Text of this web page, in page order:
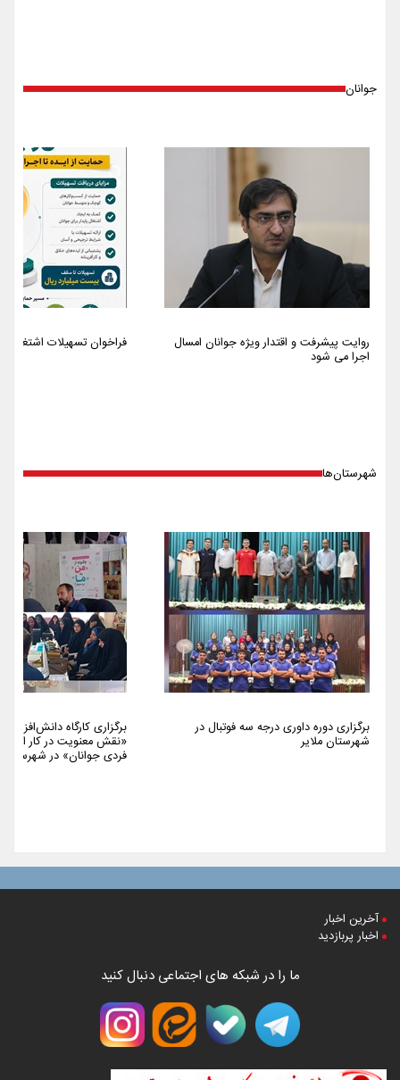
جوانان
روایت پیشرفت و اقتدار ویژه جوانان امسال
اجرا می شود
فراخوان تسهیلات اشتغالزایی
شهرستان‌ها
برگزاری دوره داوری درجه سه فوتبال در
شهرستان ملایر
برگزاری کارگاه
«نقش معنویت در کار
فردی جوانان» در شهرستان
آخرین اخبار
اخبار پربازدید
ما را در شبکه های اجتماعی دنبال کنید